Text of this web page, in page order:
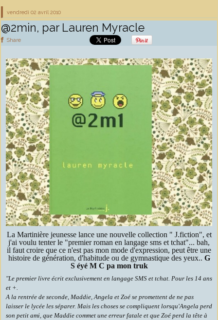
vendredi 02 avril 2010
@2min, par Lauren Myracle
Share
La Martinière jeunesse lance une nouvelle collection " J.fiction", et
j'ai voulu tenter le "premier roman en langage sms et tchat"... bah,
il faut croire que ce n'est pas mon mode d'expression, peut être une
histoire de génération, d'habitude ou de gymnastique des yeux.. G
S éyé M C pa mon truk
"Le premier livre écrit exclusivement en langage SMS et tchat. Pour les 14 ans
et +.
A la rentrée de seconde, Maddie, Angela et Zoé se promettent de ne pas
laisser le lycée les séparer. Mais les choses se compliquent lorsqu'Angela perd
son petit ami, que Maddie commet une erreur fatale et que Zoé perd la tête à